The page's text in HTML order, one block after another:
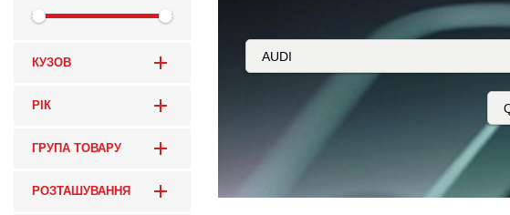
КУЗОВ
РІК
ГРУПА ТОВАРУ
РОЗТАШУВАННЯ